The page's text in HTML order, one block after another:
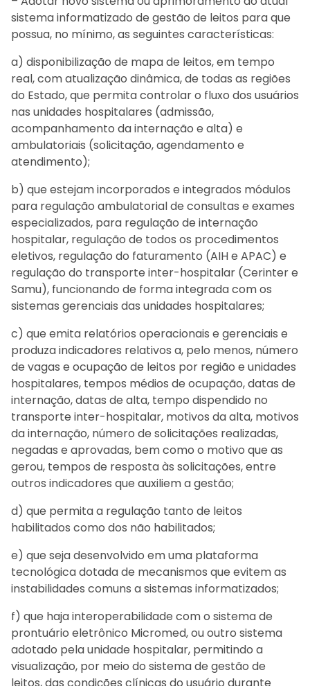
sistema informatizado de gestão de leitos para que
possua, no mínimo, as seguintes características:
a) disponibilização de mapa de leitos, em tempo
real, com atualização dinâmica, de todas as regiões
do Estado, que permita controlar o fluxo dos usuários
nas unidades hospitalares (admissão,
acompanhamento da internação e alta) e
ambulatoriais (solicitação, agendamento e
atendimento);
b) que estejam incorporados e integrados módulos
para regulação ambulatorial de consultas e exames
especializados, para regulação de internação
hospitalar, regulação de todos os procedimentos
eletivos, regulação do faturamento (AIH e APAC) e
regulação do transporte inter-hospitalar (Cerinter e
Samu), funcionando de forma integrada com os
sistemas gerenciais das unidades hospitalares;
c) que emita relatórios operacionais e gerenciais e
produza indicadores relativos a, pelo menos, número
de vagas e ocupação de leitos por região e unidades
hospitalares, tempos médios de ocupação, datas de
internação, datas de alta, tempo dispendido no
transporte inter-hospitalar, motivos da alta, motivos
da internação, número de solicitações realizadas,
negadas e aprovadas, bem como o motivo que as
gerou, tempos de resposta às solicitações, entre
outros indicadores que auxiliem a gestão;
d) que permita a regulação tanto de leitos
habilitados como dos não habilitados;
e) que seja desenvolvido em uma plataforma
tecnológica dotada de mecanismos que evitem as
instabilidades comuns a sistemas informatizados;
f) que haja interoperabilidade com o sistema de
prontuário eletrônico Micromed, ou outro sistema
adotado pela unidade hospitalar, permitindo a
visualização, por meio do sistema de gestão de